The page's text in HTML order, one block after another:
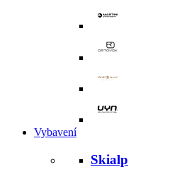
Vybavení
Skialp